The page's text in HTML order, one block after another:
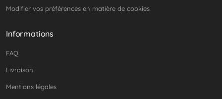
Modifier vos préférences en matière de cookies
Informations
FAQ
Livraison
Mentions légales